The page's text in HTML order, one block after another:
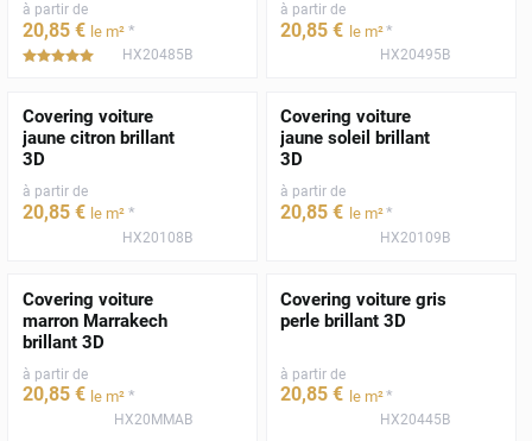
à partir de
20,85 € le m² *
*****HX20485B
à partir de
20,85 € le m²*
HX20495B
Covering voiture
jaune citron brillant
3D
à partir de
20,85 € le m² *
HX20108B
Covering voiture
jaune soleil brillant
3D
à partir de
20,85 € le m²*
HX20109B
Covering voiture
marron Marrakech
brillant 3D
à partir de
20,85 € le m² *
HX20MMAB
Covering voiture gris
perle brillant 3D
à partir de
20,85 € le m²*
HX20445B